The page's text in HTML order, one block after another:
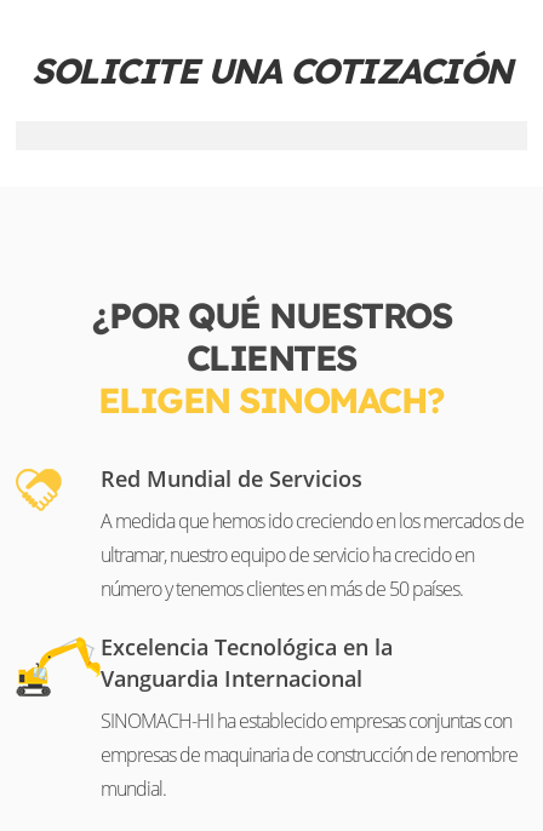
SOLICITE UNA COTIZACIÓN
¿POR QUÉ NUESTROS
CLIENTES
ELIGEN SINOMACH?
Red Mundial de Servicios
A medida que hemos ido creciendo en los mercados de
ultramar, nuestro equipo de servicio ha crecido en
número y tenemos clientes en más de 50 países.
Excelencia Tecnológica en la
Vanguardia Internacional
SINOMACH-HI ha establecido empresas conjuntas con
empresas de maquinaria de construcción de renombre
mundial.